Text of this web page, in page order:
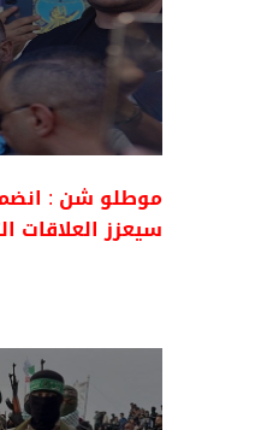
موطلو شن :
سيعزز العلاقات